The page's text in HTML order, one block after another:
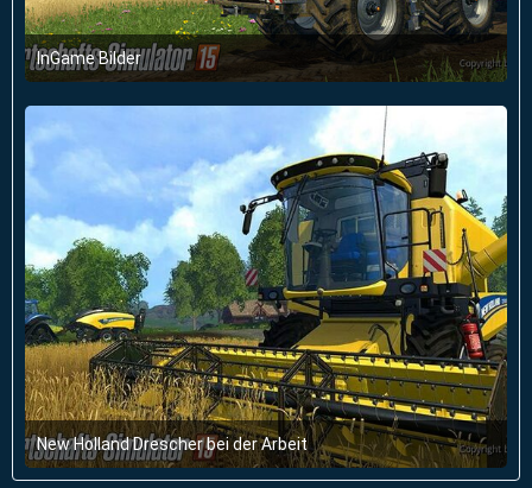
InGame Bilder
19. September 2014 um 11:48
New Holland Drescher bei der Arbeit
19. September 2014 um 11:48